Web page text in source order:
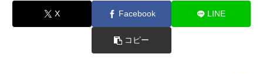
X Facebook LINE
コピー